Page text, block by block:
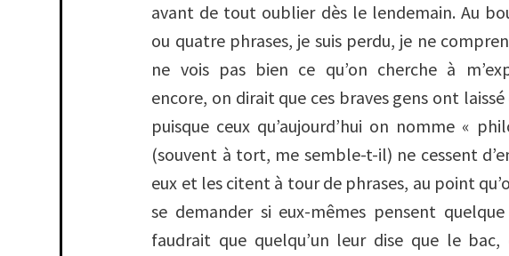
avant de tout oublier dès le lendemain. Au
ou quatre phrases, je suis perdu, je ne
ne vois pas bien ce qu’on cherche à
encore, on dirait que ces braves gens ont
puisque ceux qu’aujourd’hui on nomme «
(souvent à tort, me semble-t-il) ne cessent
eux et les citent à tour de phrases, au point
se demander si eux-mêmes pensent
faudrait que quelqu’un leur dise que le bac,